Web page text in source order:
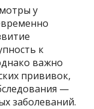
у
к
важно
прививок,
—
заболеваний.